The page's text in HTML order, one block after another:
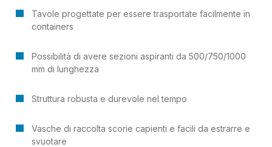
Tavole progettate per essere trasportate facilmente in
containers
Possibilità di avere sezioni aspiranti da 500/750/1000
mm di lunghezza
Struttura robusta e durevole nel tempo
Vasche di raccolta scorie capienti e facili da estrarre e
svuotare